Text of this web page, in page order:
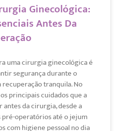
Ginecológica:
Antes Da
uma cirurgia ginecológica é
segurança durante o
tranquila. No
principais cuidados que a
da cirurgia, desde a
pré-operatórios até o jejum
com higiene pessoal no dia